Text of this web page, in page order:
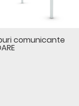
comunicante